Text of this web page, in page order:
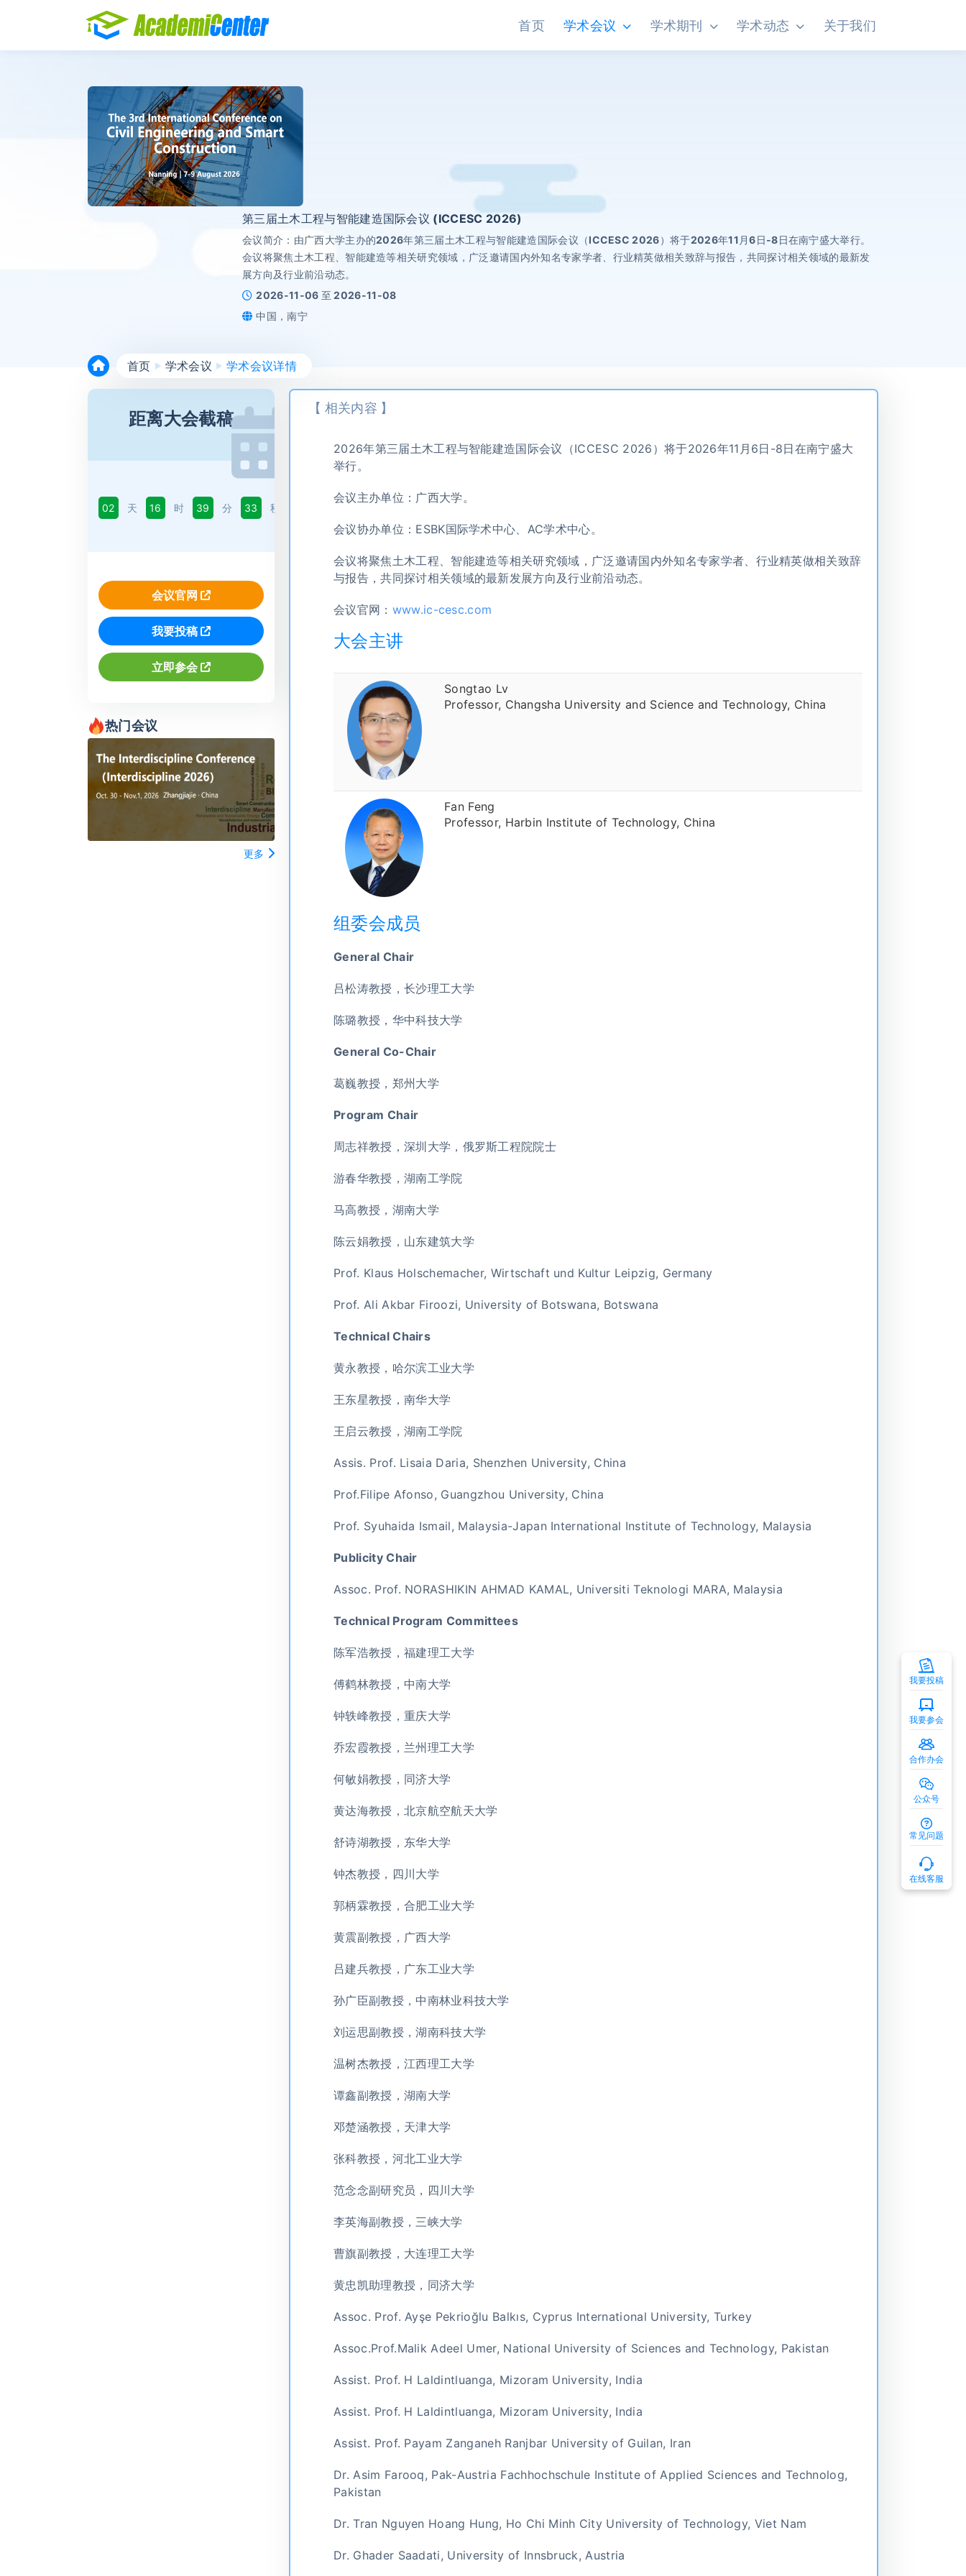
首页 学术会议 学术期刊 学术动态 关于我们
第三届土木工程与智能建造国际会议 (ICCESC 2026)
会议简介：由广西大学主办的2026年第三届土木工程与智能建造国际会议（ICCESC 2026）将于2026年11月6日-8日在南宁盛大举行。
会议将聚焦土木工程、智能建造等相关研究领域，广泛邀请国内外知名专家学者、行业精英做相关致辞与报告，共同探讨相关领域的最新发
展方向及行业前沿动态。
2026-11-06 至 2026-11-08
中国，南宁
首页 学术会议 学术会议详情
距离大会截稿
02 天 16 时 39 分 32 秒
会议官网
我要投稿
立即参会
热门会议
更多
【 相关内容 】
2026年第三届土木工程与智能建造国际会议（ICCESC 2026）将于2026年11月6日-8日在南宁盛大
举行。
会议主办单位：广西大学。
会议协办单位：ESBK国际学术中心、AC学术中心。
会议将聚焦土木工程、智能建造等相关研究领域，广泛邀请国内外知名专家学者、行业精英做相关致辞
与报告，共同探讨相关领域的最新发展方向及行业前沿动态。
会议官网： www.ic-cesc.com
大会主讲
Songtao Lv
Professor, Changsha University and Science and Technology, China
Fan Feng
Professor, Harbin Institute of Technology, China
组委会成员
General Chair
吕松涛教授，长沙理工大学
陈璐教授，华中科技大学
General Co-Chair
葛巍教授，郑州大学
Program Chair
周志祥教授，深圳大学，俄罗斯工程院院士
游春华教授，湖南工学院
马高教授，湖南大学
陈云娟教授，山东建筑大学
Prof. Klaus Holschemacher, Wirtschaft und Kultur Leipzig, Germany
Prof. Ali Akbar Firoozi, University of Botswana, Botswana
Technical Chairs
黄永教授，哈尔滨工业大学
王东星教授，南华大学
王启云教授，湖南工学院
Assis. Prof. Lisaia Daria, Shenzhen University, China
Prof.Filipe Afonso, Guangzhou University, China
Prof. Syuhaida Ismail, Malaysia-Japan International Institute of Technology, Malaysia
Publicity Chair
Assoc. Prof. NORASHIKIN AHMAD KAMAL, Universiti Teknologi MARA, Malaysia
Technical Program Committees
陈军浩教授，福建理工大学
傅鹤林教授，中南大学
钟轶峰教授，重庆大学
乔宏霞教授，兰州理工大学
何敏娟教授，同济大学
黄达海教授，北京航空航天大学
舒诗湖教授，东华大学
钟杰教授，四川大学
郭柄霖教授，合肥工业大学
黄震副教授，广西大学
吕建兵教授，广东工业大学
孙广臣副教授，中南林业科技大学
刘运思副教授，湖南科技大学
温树杰教授，江西理工大学
谭鑫副教授，湖南大学
邓楚涵教授，天津大学
张科教授，河北工业大学
范念念副研究员，四川大学
李英海副教授，三峡大学
曹旗副教授，大连理工大学
黄忠凯助理教授，同济大学
Assoc. Prof. Ayşe Pekrioğlu Balkıs, Cyprus International University, Turkey
Assoc.Prof.Malik Adeel Umer, National University of Sciences and Technology, Pakistan
Assist. Prof. H Laldintluanga, Mizoram University, India
Assist. Prof. H Laldintluanga, Mizoram University, India
Assist. Prof. Payam Zanganeh Ranjbar University of Guilan, Iran
Dr. Asim Farooq, Pak-Austria Fachhochschule Institute of Applied Sciences and Technolog,
Pakistan
Dr. Tran Nguyen Hoang Hung, Ho Chi Minh City University of Technology, Viet Nam
Dr. Ghader Saadati, University of Innsbruck, Austria
我要投稿
我要参会
合作办会
公众号
常见问题
在线客服